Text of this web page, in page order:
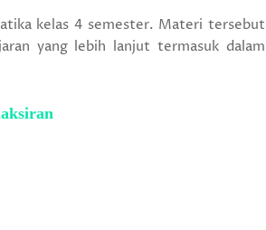
kelas 4 semester. Materi tersebut
yang lebih lanjut termasuk dalam